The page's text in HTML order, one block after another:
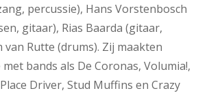
percussie), Hans Vorstenbosch
gitaar), Rias Baarda (gitaar,
van Rutte (drums). Zij maakten
bands als De Coronas, Volumia!,
Driver, Stud Muffins en Crazy